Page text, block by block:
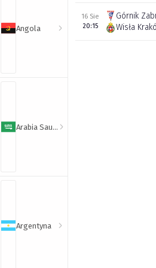
Angola
Arabia Saudyjska
Argentyna
16 Sie
20:15
Górnik
Wisła